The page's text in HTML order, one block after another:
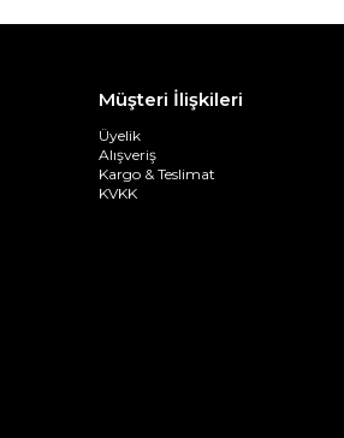
Müşteri İlişkileri
Üyelik
Alışveriş
Kargo & Teslimat
KVKK